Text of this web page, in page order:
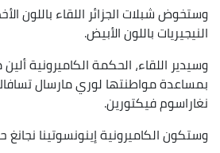
وستخوض شبلات الجزائر اللقاء باللون
النيجيريات باللون الأبيض.
وسيدير اللقاء، الحكمة الكاميرونية ألين
بمساعدة مواطنتها لوري مارسال تسافاك
نغاراسوم فيكتورين.
وستكون الكاميرونية إينونسوتينا نجانغ